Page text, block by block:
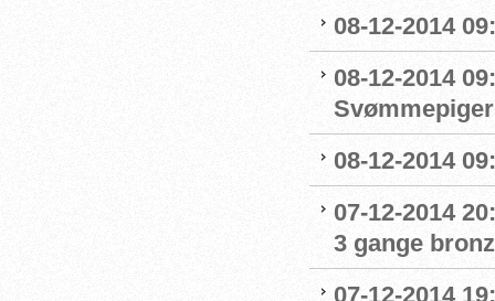
08-12-2014
08-12-2014
08-12-2014
07-12-2014
3 gange
07-12-2014